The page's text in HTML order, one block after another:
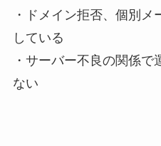
・ドメイン拒否、個別
している
・サーバー不良の関係
ない